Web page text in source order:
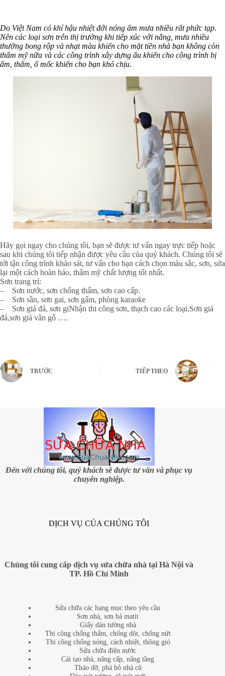
Do Việt Nam có khí hậu nhiệt đới nóng ẩm mưa nhiều rất phức tạp.
Nên các loại sơn trên thị trường khi tiếp xúc với nắng, mưa nhiều
thường bong rộp và nhạt màu khiến cho mặt tiền nhà bạn không còn
thẩm mỹ nữa và các công trình xây dựng ẩu khiến cho công trình bị
ẩm, thấm, ố mốc khiến cho bạn khó chịu.
Hãy gọi ngay cho chúng tôi, bạn sẽ được tư vấn ngay trực tiếp hoặc
sau khi chúng tôi tiếp nhận được yêu cầu của quý khách. Chúng tôi sẽ
tới tận công trình khảo sát, tư vấn cho bạn cách chọn màu sắc, sơn, sửa
lại một cách hoàn hảo, thẩm mỹ chất lượng tốt nhất.
Sơn trang trí:
– Sơn nước, sơn chống thấm, sơn cao cấp.
– Sơn sần, sơn gai, sơn gấm, phòng karaoke
– Sơn giả đá, sơn giNhận thi công sơn, thạch cao các loại,Sơn giả
đá,sơn giả vân gỗ ….
TRƯỚC TIẾP THEO
Đến với chúng tôi, quý khách sẽ được tư vấn và phục vụ
chuyên nghiệp.
DỊCH VỤ CỦA CHÚNG TÔI
Chúng tôi cung cấp dịch vụ sửa chữa nhà tại Hà Nội và
TP. Hồ Chí Minh
Sửa chữa các hạng mục theo yêu cầu
Sơn nhà, sơn bả matit
Giấy dán tường nhà
Thi công chống thấm, chống dột, chống nứt
Thi công chống nóng, cách nhiệt, thông gió
Sửa chữa điện nước
Cải tạo nhà, nâng cấp, nâng tầng
Tháo dỡ, phá bỏ nhà cũ